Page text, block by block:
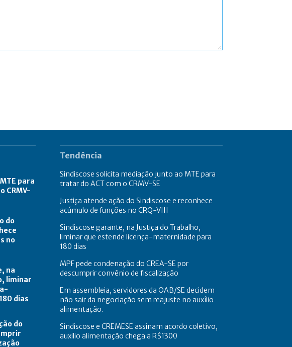
para
CRMV-
do
no
na
liminar
dias
do
Tendência
Sindiscose solicita mediação junto ao MTE para
tratar do ACT com o CRMV-SE
Justiça atende ação do Sindiscose e reconhece
acúmulo de funções no CRQ-VIII
Sindiscose garante, na Justiça do Trabalho,
liminar que estende licença-maternidade para
180 dias
MPF pede condenação do CREA-SE por
descumprir convênio de fiscalização
Em assembleia, servidores da OAB/SE decidem
não sair da negociação sem reajuste no auxílio
alimentação.
Sindiscose e CREMESE assinam acordo coletivo,
auxilio alimentação chega a R$1300